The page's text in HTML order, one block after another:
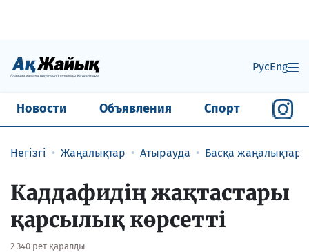
РусEng
Новости Объявления Спорт
Негізгі Жаңалықтар Атырауда Басқа жаңалықтар
Каддафидің жақтастары
қарсылық көрсетті
2 340 рет қаралды